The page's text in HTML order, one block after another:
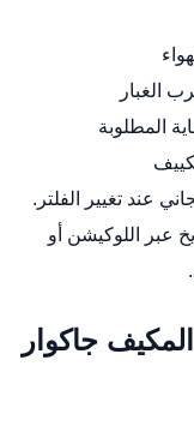
الغبار
المطلوبة
عند تغيير الفلتر.
اللوكيشن أو
.
جاكوار